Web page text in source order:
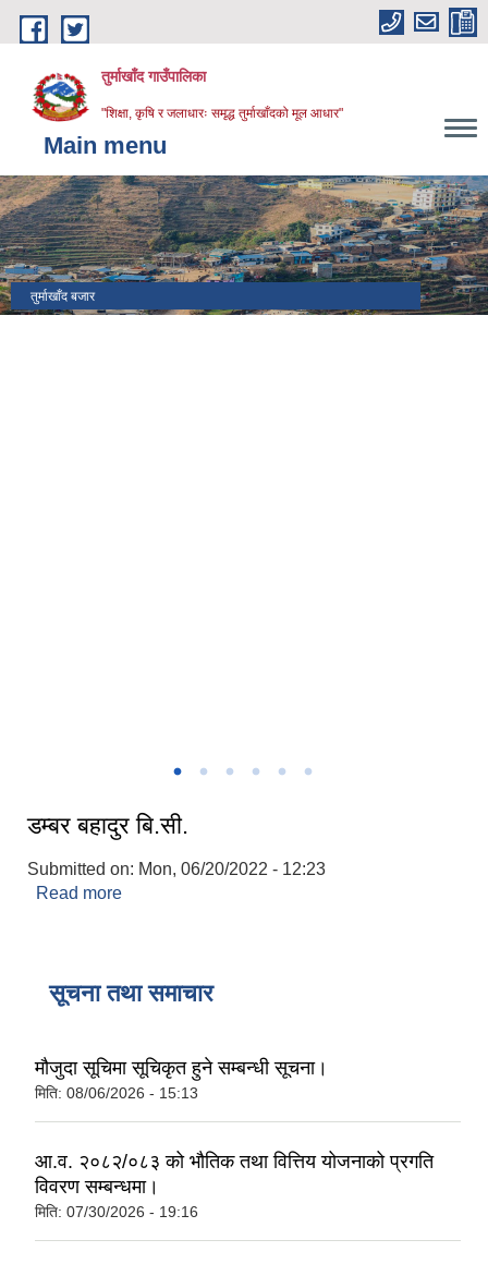
Skip to main content
तुर्माखाँद गाउँपालिका
"शिक्षा, कृषि र जलाधारः समृद्ध तुर्माखाँदको मूल आधार"
Main menu
तुर्माखाँद बजार
पर्यटकीय क्षेत्र तुर्माखाँद गा.पा. वडा नं. ०६ तुल्ता रानीबन
डम्बर बहादुर बि.सी.
Submitted on: Mon, 06/20/2022 - 12:23
Read more
सूचना तथा समाचार
मौजुदा सूचिमा सूचिकृत हुने सम्बन्धी सूचना।
मिति: 08/06/2026 - 15:13
आ.व. २०८२/०८३ को भौतिक तथा वित्तिय योजनाको प्रगति
विवरण सम्बन्धमा।
मिति: 07/30/2026 - 19:16